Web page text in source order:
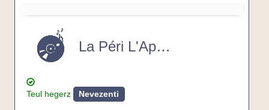
sorcier
La Péri L'Apprenti sorcier : Oeuvres pour piano
Teul hegerz Nevezenti